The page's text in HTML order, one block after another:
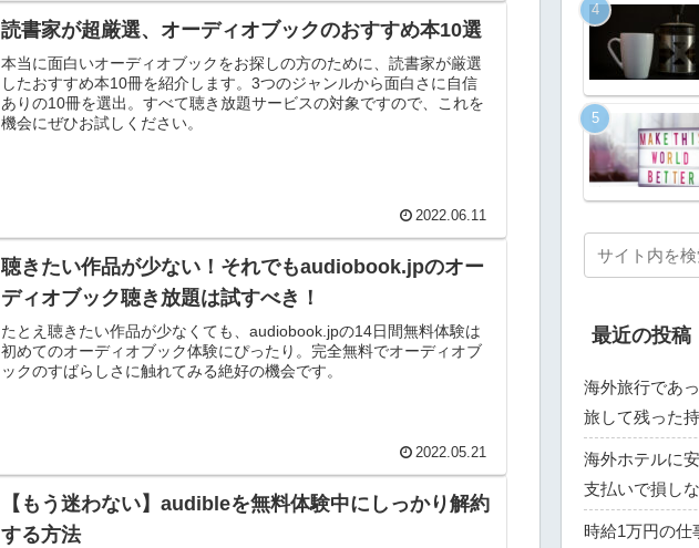
読書家が超厳選、オーディオブックのおすすめ本10選
本当に面白いオーディオブックをお探しの方のために、読書家が厳選
したおすすめ本10冊を紹介します。3つのジャンルから面白さに自信
ありの10冊を選出。すべて聴き放題サービスの対象ですので、これを
機会にぜひお試しください。
2022.06.11
聴きたい作品が少ない！それでもaudiobook.jpのオー
ディオブック聴き放題は試すべき！
たとえ聴きたい作品が少なくても、audiobook.jpの14日間無料体験は
初めてのオーディオブック体験にぴったり。完全無料でオーディオブ
ックのすばらしさに触れてみる絶好の機会です。
2022.05.21
【もう迷わない】audibleを無料体験中にしっかり解約
する方法
最近の投稿
海外旅行であ
旅して残った
海外ホテルに
支払いで損し
時給1万円の仕